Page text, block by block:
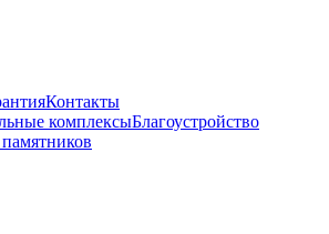
Контакты
комплексыБлагоустройство